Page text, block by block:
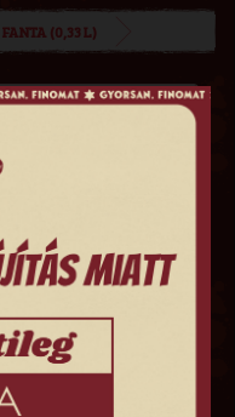
FANTA (0,33 L)